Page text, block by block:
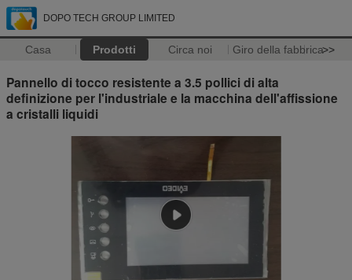
DOPO TECH GROUP LIMITED
Casa Prodotti Circa noi Giro della fabbrica>>
Pannello di tocco resistente a 3.5 pollici di alta
definizione per l'industriale e la macchina dell'affissione
a cristalli liquidi